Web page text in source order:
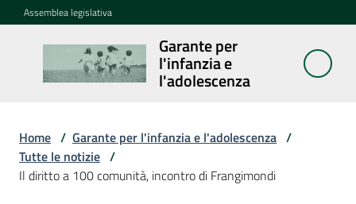
Vai al contenuto
Vai alla navigazione
Vai al footer
Assemblea legislativa
Garante per
l'infanzia e
l'adolescenza
Garante per
l'infanzia e
l'adolescenza
Cosa
fa
Home / Garante per l'infanzia e l'adolescenza /
Tutte le notizie /
Il diritto a 100 comunità, incontro di Frangimondi